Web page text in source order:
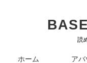
読
ホーム アバ